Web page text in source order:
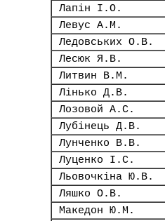
Лапін І.О.
Левус А.М.
Ледовських О.В.
Лесюк Я.В.
Литвин В.М.
Лінько Д.В.
Лозовой А.С.
Лубінець Д.В.
Лунченко В.В.
Луценко І.С.
Льовочкіна Ю.В.
Ляшко О.В.
Македон Ю.М.